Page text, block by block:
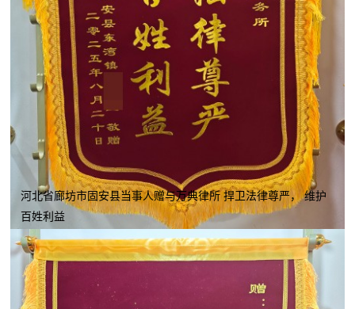
河北省廊坊市固安县当事人赠与万典律所 捍卫法律尊严， 维护
百姓利益